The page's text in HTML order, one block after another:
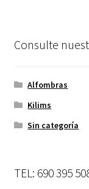
Consulte
Alfombras
Kilims
Sin categoría
TEL: 690 395